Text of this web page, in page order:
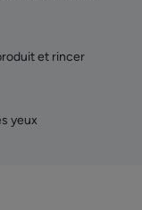
et rincer
yeux